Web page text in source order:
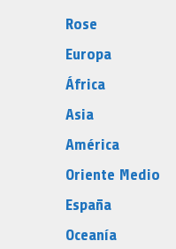
Rose
Europa
África
Asia
América
Oriente Medio
España
Oceanía